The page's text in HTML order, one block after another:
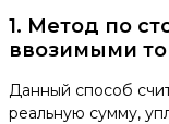
1. Метод по
ввозимыми
Данный способ
реальную сумму,